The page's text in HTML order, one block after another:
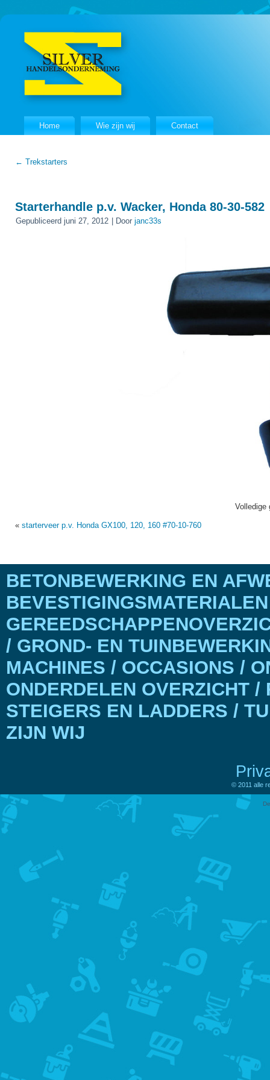
Home Wie zijn wij Contact
← Trekstarters
Starterhandle p.v. Wacker, Honda 80-30-582
Gepubliceerd juni 27, 2012 Door janc33s
« starterveer p.v. Honda GX100, 120, 160 #70-10-760
BETONBEWERKING EN
/ GROND- EN
MACHINES / OCCASIONS /
ONDERDELEN OVERZICHT
STEIGERS EN LADDERS /
ZIJN WIJ
© 2011 alle